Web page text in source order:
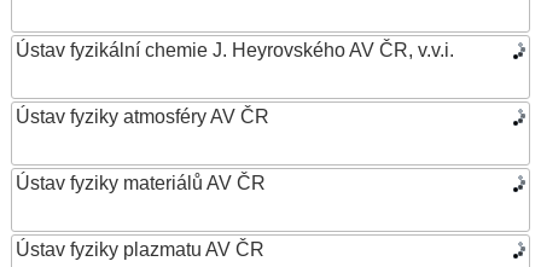
Ústav fyzikální chemie J. Heyrovského AV ČR, v.v.i.
Ústav fyziky atmosféry AV ČR
Ústav fyziky materiálů AV ČR
Ústav fyziky plazmatu AV ČR